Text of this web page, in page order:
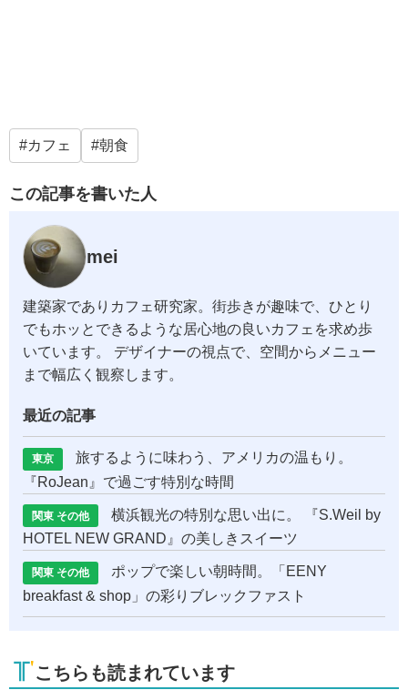
カフェ 朝食
この記事を書いた人
mei
建築家でありカフェ研究家。街歩きが趣味で、ひとり
でもホッとできるような居心地の良いカフェを求め歩
いています。 デザイナーの視点で、空間からメニュー
まで幅広く観察します。
最近の記事
東京
旅するように味わう、アメリカの温もり。
『RoJean』で過ごす特別な時間
関東 その他
横浜観光の特別な思い出に。 『S.Weil by
HOTEL NEW GRAND』の美しきスイーツ
関東 その他
ポップで楽しい朝時間。「EENY
breakfast & shop」の彩りブレックファスト
こちらも読まれています